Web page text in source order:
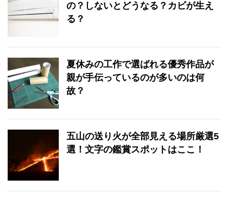
の？しないとどうなる？カビが生え
る？
夏休みの工作で選ばれる優秀作品が
親が手伝っているのが多いのは何
故？
五山の送り火が全部見える場所厳選5
選！文字の鑑賞スポットはここ！